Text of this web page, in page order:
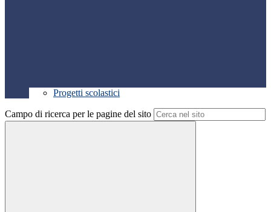
Progetti scolastici
Campo di ricerca per le pagine del sito